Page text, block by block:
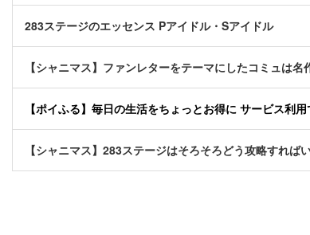
283ステージのエッセンス Pアイドル・Sアイドル
【シャニマス】ファンレターをテーマにしたコミュは
【ポイふる】毎日の生活をちょっとお得に サービス利
【シャニマス】283ステージはそろそろどう攻略すれば